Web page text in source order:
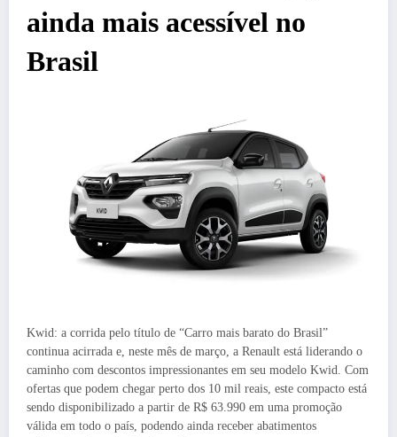
ainda mais acessível no
Brasil
Kwid: a corrida pelo título de “Carro mais barato do Brasil”
continua acirrada e, neste mês de março, a Renault está liderando o
caminho com descontos impressionantes em seu modelo Kwid. Com
ofertas que podem chegar perto dos 10 mil reais, este compacto está
sendo disponibilizado a partir de R$ 63.990 em uma promoção
válida em todo o país, podendo ainda receber abatimentos